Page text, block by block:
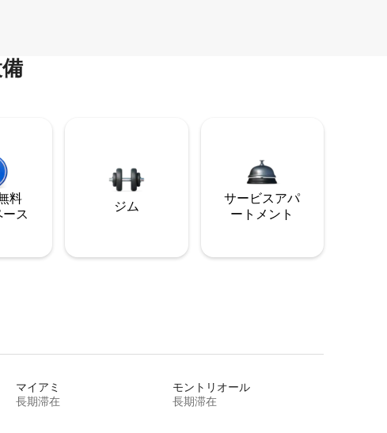
料
ス
ジム
サービスアパ
ートメント
マイアミ
長期滞在
モントリオール
長期滞在